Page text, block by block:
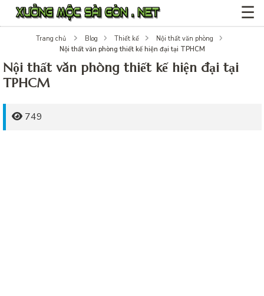
☰
Trang chủ Blog Thiết kế
Nội thất văn phòng
Nội thất văn phòng thiết kế hiện đại tại TPHCM
Nội thất văn phòng thiết kế hiện đại tại
TPHCM
749